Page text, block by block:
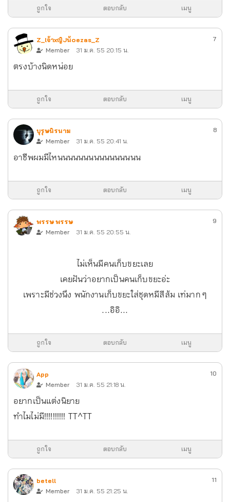
ถูกใจ ตอบกลับ เมนู
Z_lจ้าxญิJน้๐ezas_Z
Member
31 ม.ค. 55 20:15 น.
7
ตรงบ้างนิดหน่อย
ถูกใจ ตอบกลับ เมนู
บุรุษนิรนาม
Member
31 ม.ค. 55 20:41 น.
8
อาชีพผมมีไหนนนนนนนนนนนนนนนน
ถูกใจ ตอบกลับ เมนู
พรรษ พรรษ
Member
31 ม.ค. 55 20:55 น.
9
ไม่เห็นมีคนเก็บขยะเลย
เคยฝันว่าอยากเป็นคนเก็บขยะอ่ะ
เพราะมีช่วงนึง พนักงานเก็บขยะใส่ชุดหมีสีส้ม เท่มาก ๆ
...อิอิ...
ถูกใจ ตอบกลับ เมนู
App
Member
31 ม.ค. 55 21:18 น.
10
อยากเป็นแต่งนิยาย
ทำไมไม่มี!!!!!!!!!! TT^TT
ถูกใจ ตอบกลับ เมนู
betell
Member
31 ม.ค. 55 21:25 น.
11